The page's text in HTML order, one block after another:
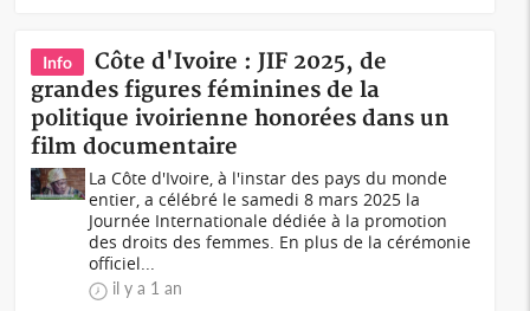
Info
Côte d'Ivoire : JIF 2025, de
grandes figures féminines de la
politique ivoirienne honorées dans un
film documentaire
La Côte d'Ivoire, à l'instar des pays du monde
entier, a célébré le samedi 8 mars 2025 la
Journée Internationale dédiée à la promotion
des droits des femmes. En plus de la cérémonie
officiel...
il y a 1 an